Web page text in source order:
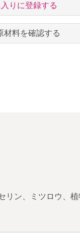
りに登録する
材料を確認する
ン、ミツロウ、